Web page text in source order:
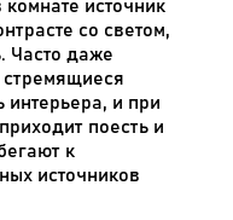
источник
со светом,
Часто даже
интерьера, и при
поесть и
к
источников